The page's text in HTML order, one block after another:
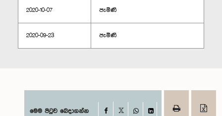
2020-10-07 පැමිණි
2020-09-23 පැමිණි
මෙම පිටුව බෙදාගන්න Facebook